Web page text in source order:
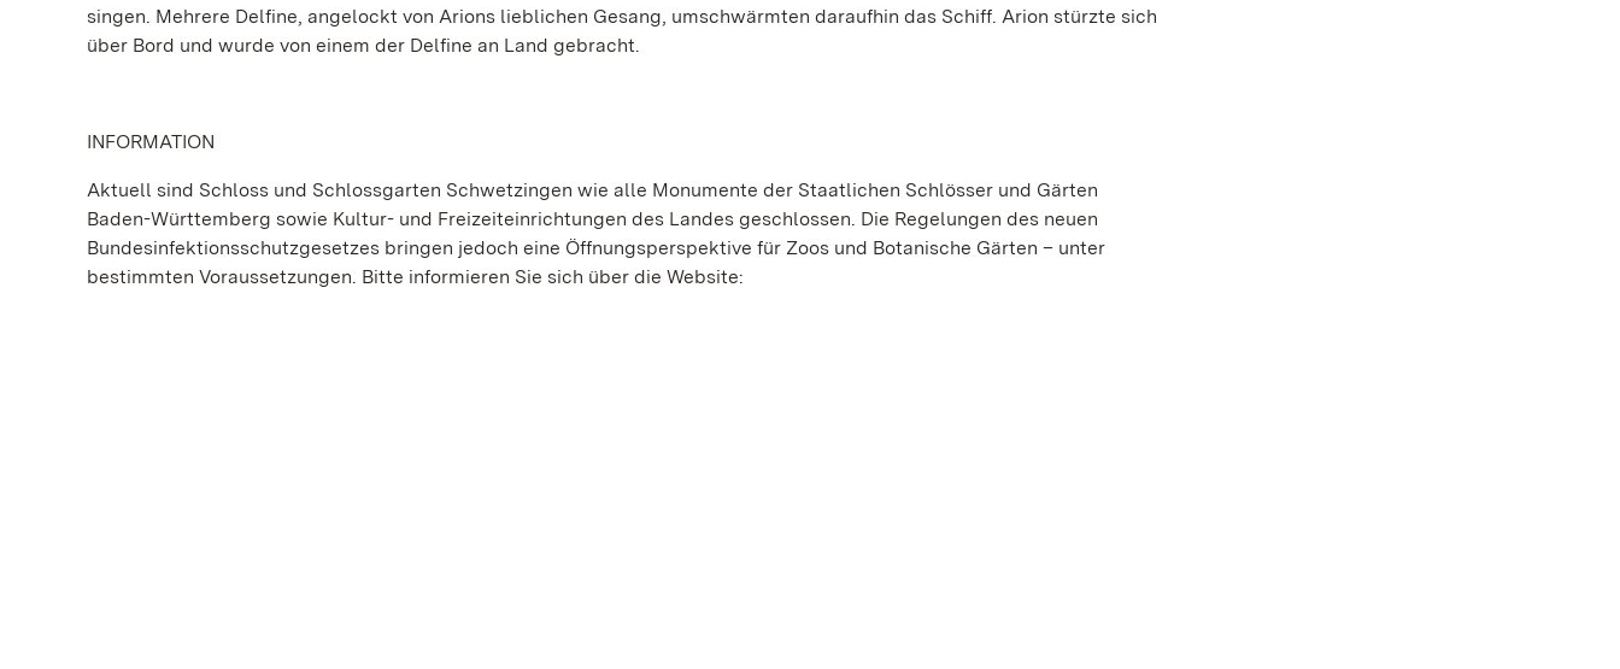
singen. Mehrere Delfine, angelockt von Arions lieblichen Gesang, umschwärmten daraufhin das Schiff. Arion stürzte sich
über Bord und wurde von einem der Delfine an Land gebracht.
INFORMATION
Aktuell sind Schloss und Schlossgarten Schwetzingen wie alle Monumente der Staatlichen Schlösser und Gärten
Baden-Württemberg sowie Kultur- und Freizeiteinrichtungen des Landes geschlossen. Die Regelungen des neuen
Bundesinfektionsschutzgesetzes bringen jedoch eine Öffnungsperspektive für Zoos und Botanische Gärten – unter
bestimmten Voraussetzungen. Bitte informieren Sie sich über die Website: